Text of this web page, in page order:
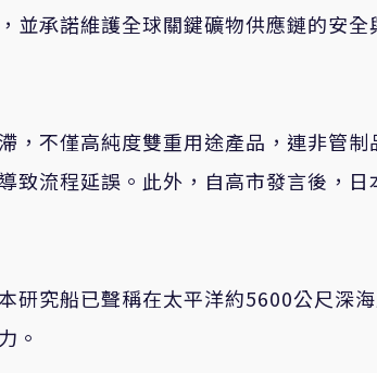
並承諾維護全球關鍵礦物供應鏈的安全
，不僅高純度雙重用途產品，連非管制
致流程延誤。此外，自高市發言後，日
研究船已聲稱在太平洋約5600公尺深
。